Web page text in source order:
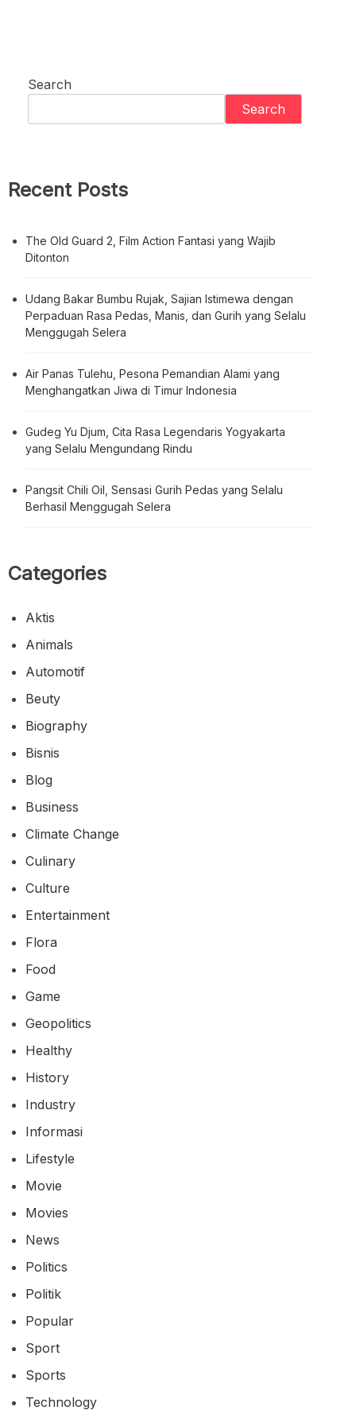
Search
Search
Recent Posts
The Old Guard 2, Film Action Fantasi yang Wajib
Ditonton
Udang Bakar Bumbu Rujak, Sajian Istimewa dengan
Perpaduan Rasa Pedas, Manis, dan Gurih yang Selalu
Menggugah Selera
Air Panas Tulehu, Pesona Pemandian Alami yang
Menghangatkan Jiwa di Timur Indonesia
Gudeg Yu Djum, Cita Rasa Legendaris Yogyakarta
yang Selalu Mengundang Rindu
Pangsit Chili Oil, Sensasi Gurih Pedas yang Selalu
Berhasil Menggugah Selera
Categories
Aktis
Animals
Automotif
Beuty
Biography
Bisnis
Blog
Business
Climate Change
Culinary
Culture
Entertainment
Flora
Food
Game
Geopolitics
Healthy
History
Industry
Informasi
Lifestyle
Movie
Movies
News
Politics
Politik
Popular
Sport
Sports
Technology